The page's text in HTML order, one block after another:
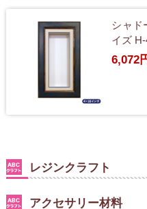
シャド
イズ
6,072
レジンクラフト
アクセサリー材料